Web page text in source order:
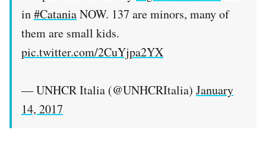
in#CataniaNOW. 137 are minors, many of
them are small kids.
pic.twitter.com/2CuYjpa2YX
— UNHCR Italia (@UNHCRItalia) January
14, 2017